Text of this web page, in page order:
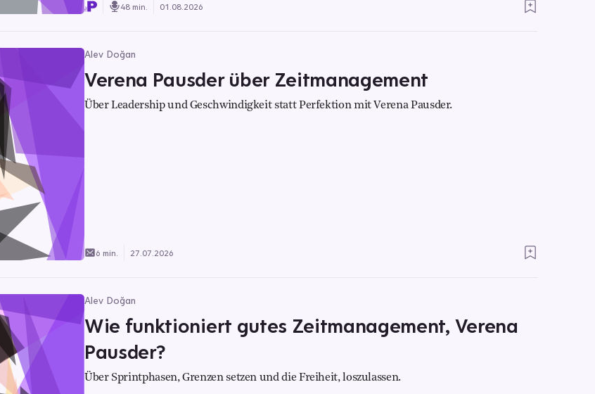
48 min. 01.08.2026
Alev Doğan
Verena Pausder über Zeitmanagement
Über Leadership und Geschwindigkeit statt Perfektion mit Verena Pausder.
6 min. 27.07.2026
Alev Doğan
Wie funktioniert gutes Zeitmanagement, Verena
Pausder?
Über Sprintphasen, Grenzen setzen und die Freiheit, loszulassen.